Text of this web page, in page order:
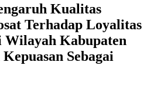
Kualitas
Terhadap Loyalitas
Wilayah Kabupaten
Sebagai